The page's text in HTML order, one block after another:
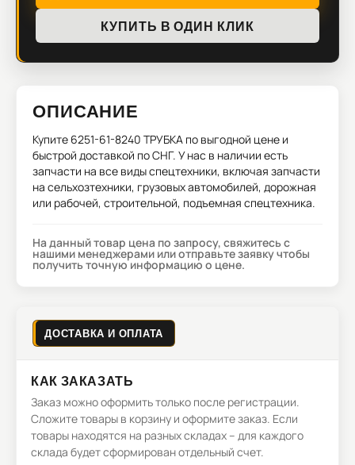
КУПИТЬ В ОДИН КЛИК
ОПИСАНИЕ
Купите 6251-61-8240 ТРУБКА по выгодной цене и
быстрой доставкой по СНГ. У нас в наличии есть
запчасти на все виды спецтехники, включая запчасти
на сельхозтехники, грузовых автомобилей, дорожная
или рабочей, строительной, подъемная спецтехника.
На данный товар цена по запросу, свяжитесь с
нашими менеджерами или отправьте заявку чтобы
получить точную информацию о цене.
ДОСТАВКА И ОПЛАТА
КАК ЗАКАЗАТЬ
Заказ можно оформить только после регистрации.
Сложите товары в корзину и оформите заказ. Если
товары находятся на разных складах – для каждого
склада будет сформирован отдельный счет.